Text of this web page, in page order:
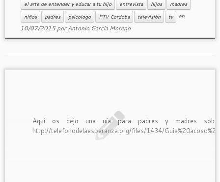
el arte de entender y educar a tu hijo
entrevista hijos
madres
niños
padres psicologo PTV Cordoba televisión tv
en
10/07/2015 porAntonio García Moreno
Aquí os dejo una uía para padres y madres
http://telefonodelaesperanza.org/files/1434/